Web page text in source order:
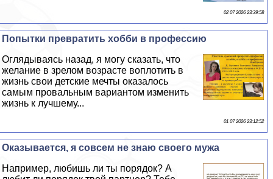
02 07 2026 23:39:58
Попытки превратить хобби в профессию
Оглядываясь назад, я могу сказать, что
желание в зрелом возрасте воплотить в
жизнь свои детские мечты оказалось
самым провальным вариантом изменить
жизнь к лучшему...
01 07 2026 23:12:52
Оказывается, я совсем не знаю своего мужа
Например, любишь ли ты порядок? А